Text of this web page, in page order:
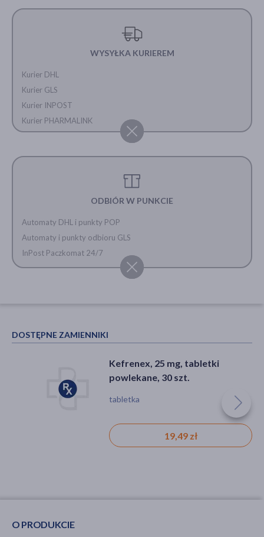
WYSYŁKA KURIEREM
Kurier DHL
Kurier GLS
Kurier INPOST
Kurier PHARMALINK
ODBIÓR W PUNKCIE
Automaty DHL i punkty POP
Automaty i punkty odbioru GLS
InPost Paczkomat 24/7
DOSTĘPNE ZAMIENNIKI
Kefrenex, 25 mg, tabletki
powlekane, 30 szt.
tabletka
19,49 zł
O PRODUKCIE